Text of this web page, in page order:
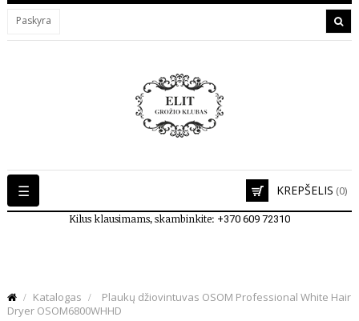
Paskyra
KREPŠELIS (0)
Toggle
navigation
☰
Kilus klausimams, skambinkite: +370 609 72310
Katalogas
Plaukų džiovintuvas OSOM Professional White Hair
Dryer OSOM6800WHHD